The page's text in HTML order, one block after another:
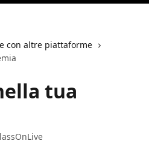
con altre piattaforme
tua